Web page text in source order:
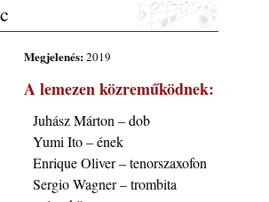
albumok 1984-ből - John Scofield
06.
2026. augusztus 6-9.: 4 nap, 4
ország zenészei, 40 óra zene és
05.
ABC – 541. rész: Juhász
Megjelenés:2019
A lemezen közreműködnek:
Juhász Márton – dob
Yumi Ito – ének
Enrique Oliver – tenorszaxofon
Sergio Wagner – trombita